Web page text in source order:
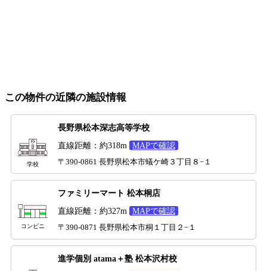
この物件の近隣の施設情報
学校
長野県松本深志高等学校
直線距離：約318m MAPで確認
〒390-0861 長野県松本市蟻ケ崎３丁目８−１
コンビニ
ファミリーマート 松本桐店
直線距離：約327m MAPで確認
〒390-0871 長野県松本市桐１丁目２−１
進学個別 atama＋塾 松本沢村校